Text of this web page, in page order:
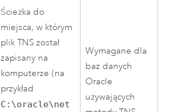
Ścieżka do
miejsca, w którym
plik TNS został
zapisany na
komputerze (na
przykład
C:\oracle\net
Wymagane dla
baz danych
Oracle
używających